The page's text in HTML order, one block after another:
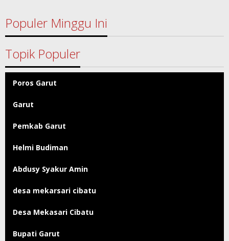
Populer Minggu Ini
Topik Populer
Poros Garut
Garut
Pemkab Garut
Helmi Budiman
Abdusy Syakur Amin
desa mekarsari cibatu
Desa Mekasari Cibatu
Bupati Garut